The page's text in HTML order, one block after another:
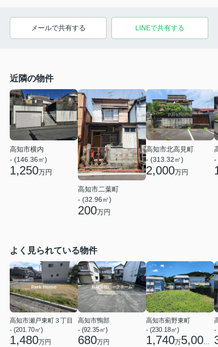
メールで共有する LINEで共有する
近隣の物件
高知市横内
- (146.36㎡)
1,250万円
高知市二葉町
- (32.96㎡)
200万円
高知市北高見町
- (313.32㎡)
2,000万円
-
よく見られている物件
高知市瀬戸東町３丁目
- (201.70㎡)
1,480万円
高知市鴨部
- (92.35㎡)
680万円
高知市薊野東町
- (230.18㎡)
1,740万5,000 円
-